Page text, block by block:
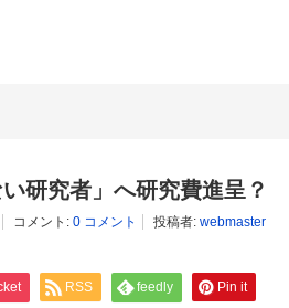
研究者」へ研究費進呈？
コメント: 0 コメント 投稿者: webmaster
RSS feedly Pin it